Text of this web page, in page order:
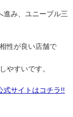
進み、ユニーブル三
性が良い店舗で
やすいです。
サイトはコチラ!!